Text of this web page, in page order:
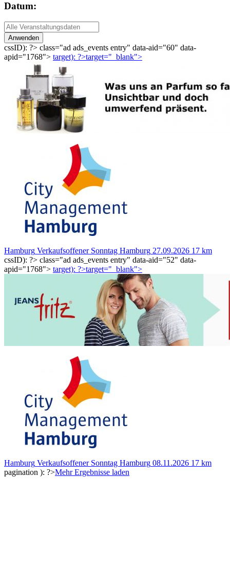
Datum:
Anwenden
cssID): ?> class="ad ads_events entry" data-aid="60" data-
apid="1768"> target): ?>target="_blank">
Hamburg Verkaufsoffener Sonntag Hamburg 27.09.2026 17 km
cssID): ?> class="ad ads_events entry" data-aid="52" data-
apid="1768"> target): ?>target="_blank">
Hamburg Verkaufsoffener Sonntag Hamburg 08.11.2026 17 km
pagination ): ?>Mehr Ergebnisse laden